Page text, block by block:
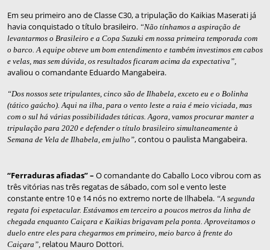
Em seu primeiro ano de Classe C30, a tripulação do Kaikias Maserati já
havia conquistado o título brasileiro. “Não tínhamos a aspiração de
levantarmos o Brasileiro e a Copa Suzuki em nossa primeira temporada com
o barco. A equipe obteve um bom entendimento e também investimos em cabos
e velas, mas sem dúvida, os resultados ficaram acima da expectativa”,
avaliou o comandante Eduardo Mangabeira.
“Dos nossos sete tripulantes, cinco são de Ilhabela, exceto eu e o Bolinha
(tático gaúcho). Aqui na ilha, para o vento leste a raia é meio viciada, mas
com o sul há várias possibilidades táticas. Agora, vamos procurar manter a
tripulação para 2020 e defender o título brasileiro simultaneamente à
Semana de Vela de Ilhabela, em julho”, contou o paulista Mangabeira.
“Ferraduras afiadas” – O comandante do Caballo Loco vibrou com as
três vitórias nas três regatas de sábado, com sol e vento leste
constante entre 10 e 14 nós no extremo norte de Ilhabela. “A segunda
regata foi espetacular. Estávamos em terceiro a poucos metros da linha de
chegada enquanto Caiçara e Kaikias brigavam pela ponta. Aproveitamos o
duelo entre eles para chegarmos em primeiro, meio barco à frente do
Caiçara”, relatou Mauro Dottori.